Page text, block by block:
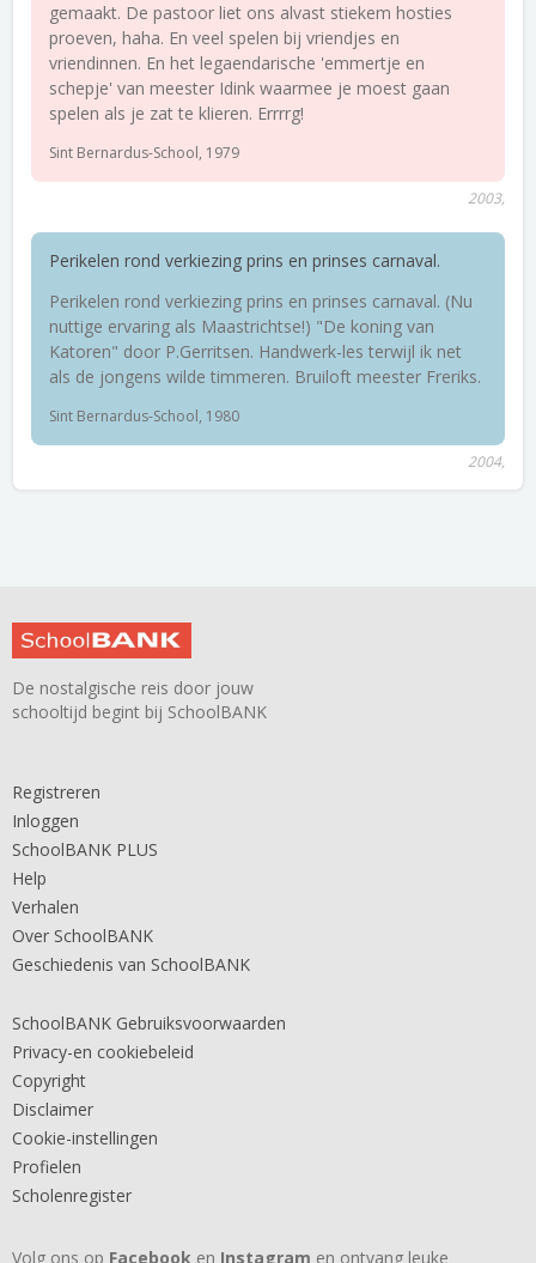
gemaakt. De pastoor liet ons alvast stiekem hosties
proeven, haha. En veel spelen bij vriendjes en
vriendinnen. En het legaendarische 'emmertje en
schepje' van meester Idink waarmee je moest gaan
spelen als je zat te klieren. Errrrg!
Sint Bernardus-School, 1979
2003,
Perikelen rond verkiezing prins en prinses carnaval.
Perikelen rond verkiezing prins en prinses carnaval. (Nu
nuttige ervaring als Maastrichtse!) "De koning van
Katoren" door P.Gerritsen. Handwerk-les terwijl ik net
als de jongens wilde timmeren. Bruiloft meester Freriks.
Sint Bernardus-School, 1980
2004,
De nostalgische reis door jouw
schooltijd begint bij SchoolBANK
Registreren
Inloggen
SchoolBANK PLUS
Help
Verhalen
Over SchoolBANK
Geschiedenis van SchoolBANK
SchoolBANK Gebruiksvoorwaarden
Privacy-en cookiebeleid
Copyright
Disclaimer
Cookie-instellingen
Profielen
Scholenregister
Volg ons op Facebook en Instagram en ontvang leuke